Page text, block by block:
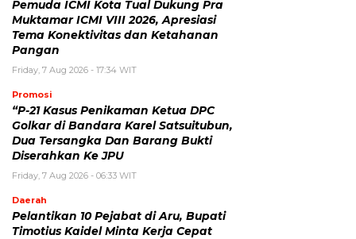
Pemuda ICMI Kota Tual Dukung Pra
Muktamar ICMI VIII 2026, Apresiasi
Tema Konektivitas dan Ketahanan
Pangan
Friday, 7 Aug 2026 - 17:34 WIT
Promosi
“P-21 Kasus Penikaman Ketua DPC
Golkar di Bandara Karel Satsuitubun,
Dua Tersangka Dan Barang Bukti
Diserahkan Ke JPU
Friday, 7 Aug 2026 - 06:33 WIT
Daerah
Pelantikan 10 Pejabat di Aru, Bupati
Timotius Kaidel Minta Kerja Cepat